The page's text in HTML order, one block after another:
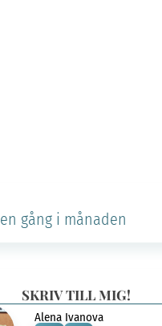
en gång i månaden
SKRIV TILL MIG!
Alena Ivanova